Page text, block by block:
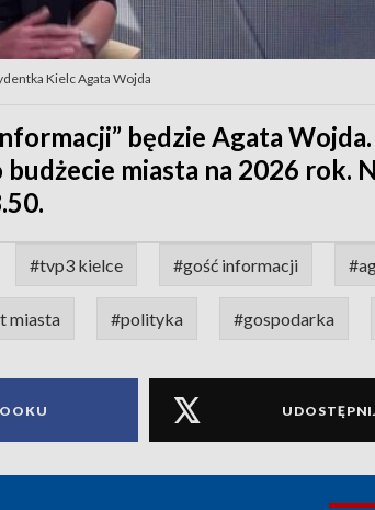
Kielc Agata Wojda
będzie Agata
miasta na 2026 rok.
#tvp3 kielce #gość informacji
miasta #polityka #gospodarka